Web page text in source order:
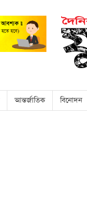
আন্তর্জাতিক বিনোদন